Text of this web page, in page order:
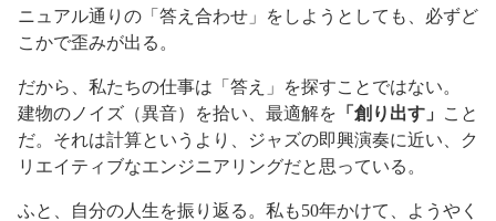
ニュアル通りの「答え合わせ」をしようとしても、必ずど
こかで歪みが出る。
だから、私たちの仕事は「答え」を探すことではない。
建物のノイズ（異音）を拾い、最適解を 「創り出す」
こと
だ。それは計算というより、ジャズの即興演奏に近い、ク
リエイティブなエンジニアリングだと思っている。
ふと、自分の人生を振り返る。私も50年かけて、ようやく